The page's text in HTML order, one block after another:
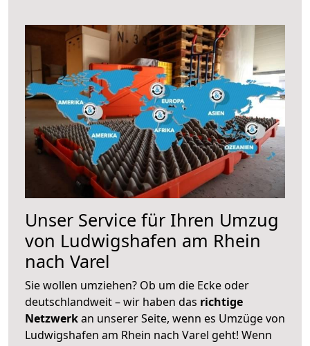
Unser Service für Ihren Umzug
von Ludwigshafen am Rhein
nach Varel
Sie wollen umziehen? Ob um die Ecke oder
deutschlandweit – wir haben das richtige
Netzwerkan unserer Seite, wenn es Umzüge von
Ludwigshafen am Rhein nach Varel geht! Wenn